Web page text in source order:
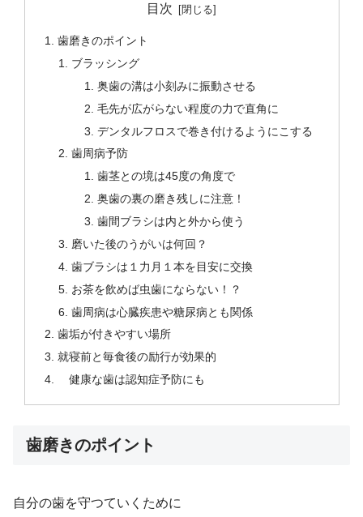
目次
歯磨きのポイント
ブラッシング
奥歯の溝は小刻みに振動させる
毛先が広がらない程度の力で直角に
デンタルフロスで巻き付けるようにこする
歯周病予防
歯茎との境は45度の角度で
奥歯の裏の磨き残しに注意！
歯間ブラシは内と外から使う
磨いた後のうがいは何回？
歯ブラシは１力月１本を目安に交換
お茶を飲めば虫歯にならない！？
歯周病は心臓疾患や糖尿病とも関係
歯垢が付きやすい場所
就寝前と毎食後の励行が効果的
健康な歯は認知症予防にも
歯磨きのポイント
自分の歯を守つていくために